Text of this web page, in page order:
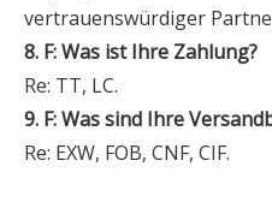
vertrauenswürdiger
8. F: Was ist Ihre Zahlung?
Re: TT, LC.
9. F: Was sind Ihre
Re: EXW, FOB, CNF, CIF.